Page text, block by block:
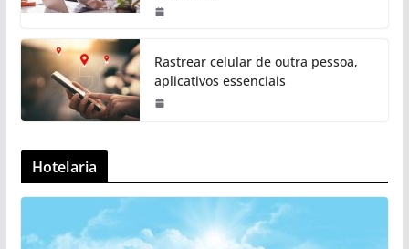
Rastrear celular de outra pessoa,
aplicativos essenciais
Hotelaria